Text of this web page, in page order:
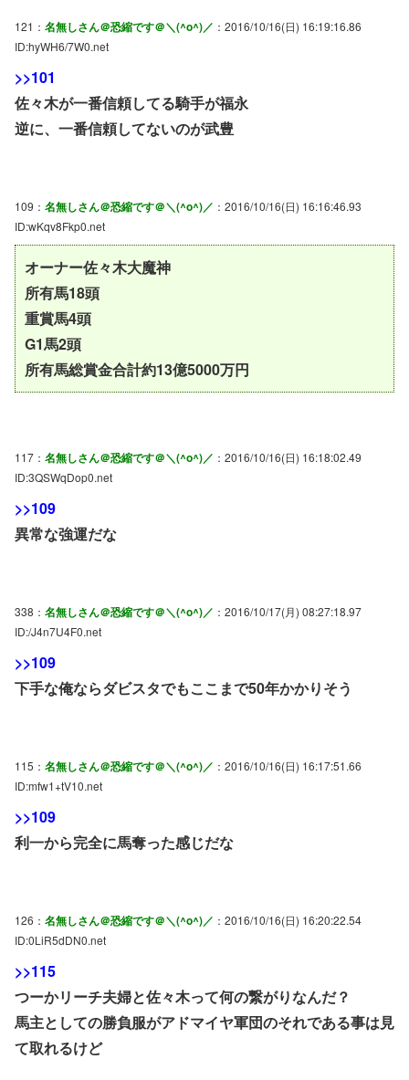
121： 名無しさん＠恐縮です＠＼(^o^)／ ：2016/10/16(日) 16:19:16.86
ID:hyWH6/7W0.net
>>101
佐々木が一番信頼してる騎手が福永
逆に、一番信頼してないのが武豊
109： 名無しさん＠恐縮です＠＼(^o^)／ ：2016/10/16(日) 16:16:46.93
ID:wKqv8Fkp0.net
オーナー佐々木大魔神
所有馬18頭
重賞馬4頭
G1馬2頭
所有馬総賞金合計約13億5000万円
117： 名無しさん＠恐縮です＠＼(^o^)／ ：2016/10/16(日) 16:18:02.49
ID:3QSWqDop0.net
>>109
異常な強運だな
338： 名無しさん＠恐縮です＠＼(^o^)／ ：2016/10/17(月) 08:27:18.97
ID:/J4n7U4F0.net
>>109
下手な俺ならダビスタでもここまで50年かかりそう
115： 名無しさん＠恐縮です＠＼(^o^)／ ：2016/10/16(日) 16:17:51.66
ID:mfw1+tV10.net
>>109
利一から完全に馬奪った感じだな
126： 名無しさん＠恐縮です＠＼(^o^)／ ：2016/10/16(日) 16:20:22.54
ID:0LiR5dDN0.net
>>115
つーかリーチ夫婦と佐々木って何の繋がりなんだ？
馬主としての勝負服がアドマイヤ軍団のそれである事は見
て取れるけど